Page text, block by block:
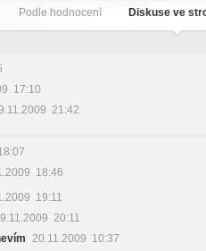
Podle hodnocení Diskuse ve
17:10
21:42
18:46
19:11
20:11
20.11.2009 10:37